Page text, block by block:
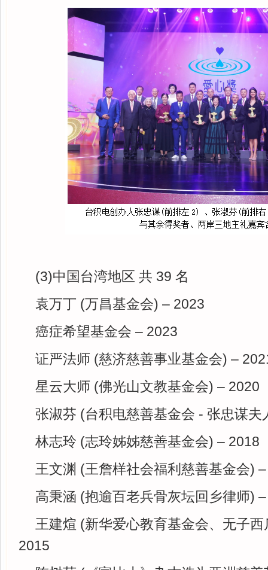
(3)中国台湾地区 共 39 名
袁万丁 (万昌基金会) – 2023
癌症希望基金会 – 2023
证严法师 (慈济慈善事业基金会) –
星云大师 (佛光山文教基金会) – 2020
张淑芬 (台积电慈善基金会 - 张忠谋夫
林志玲 (志玲姊姊慈善基金会) – 2018
王文渊 (王詹样社会福利慈善基金会)
高秉涵 (抱逾百老兵骨灰坛回乡律师)
王建煊 (新华爱心教育基金会、无子
2015